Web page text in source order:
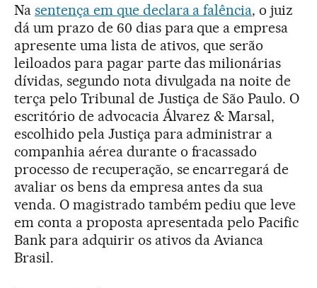
Na sentença em que declara a falência, o juiz
dá um prazo de 60 dias para que a empresa
apresente uma lista de ativos, que serão
leiloados para pagar parte das milionárias
dívidas, segundo nota divulgada na noite de
terça pelo Tribunal de Justiça de São Paulo. O
escritório de advocacia Álvarez & Marsal,
escolhido pela Justiça para administrar a
companhia aérea durante o fracassado
processo de recuperação, se encarregará de
avaliar os bens da empresa antes da sua
venda. O magistrado também pediu que leve
em conta a proposta apresentada pelo Pacific
Bank para adquirir os ativos da Avianca
Brasil.